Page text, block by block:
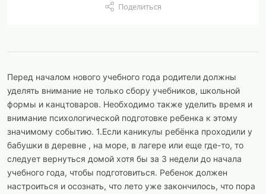
Поделиться
Перед началом нового учебного года родители должны
уделять внимание не только сбору учебников, школьной
формы и канцтоваров. Необходимо также уделить время и
внимание психологической подготовке ребенка к этому
значимому событию. 1.Если каникулы ребёнка проходили у
бабушки в деревне , на море, в лагере или еще где-то, то
следует вернуться домой хотя бы за 3 недели до начала
учебного года, чтобы подготовиться. Ребенок должен
настроиться и осознать, что лето уже закончилось, что пора